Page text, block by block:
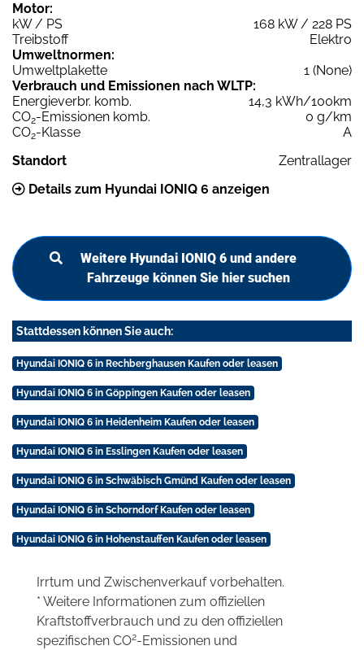
Motor:
kW / PS
168 kW / 228 PS
Treibstoff
Elektro
Umweltnormen:
Umweltplakette
1 (None)
Verbrauch und Emissionen nach WLTP:
Energieverbr. komb.
14,3 kWh/100km
CO2-Emissionen komb.
0 g/km
CO2-Klasse
A
Standort
Zentrallager
Details zum Hyundai IONIQ 6 anzeigen
Weitere Hyundai IONIQ 6 und andere
Fahrzeuge können Sie hier suchen
Stattdessen können Sie auch:
Hyundai IONIQ 6 in Rechberghausen Kaufen oder leasen
Hyundai IONIQ 6 in Göppingen Kaufen oder leasen
Hyundai IONIQ 6 in Heidenheim Kaufen oder leasen
Hyundai IONIQ 6 in Esslingen Kaufen oder leasen
Hyundai IONIQ 6 in Schwäbisch Gmünd Kaufen oder leasen
Hyundai IONIQ 6 in Schorndorf Kaufen oder leasen
Hyundai IONIQ 6 in Hohenstauffen Kaufen oder leasen
Irrtum und Zwischenverkauf vorbehalten.
* Weitere Informationen zum offiziellen
Kraftstoffverbrauch und zu den offiziellen
spezifischen CO2-Emissionen und